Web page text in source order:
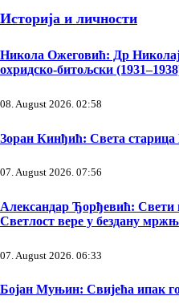
Историја и личности
Никола Ожеговић: Др
охридско-битољски
08. August 2026. 02:58
Зоран Кинђић: Света
07. August 2026. 07:56
Александар Ђорђевић:
Светлост вере у бездану
07. August 2026. 06:33
Бојан Муњин: Свијећа ипак